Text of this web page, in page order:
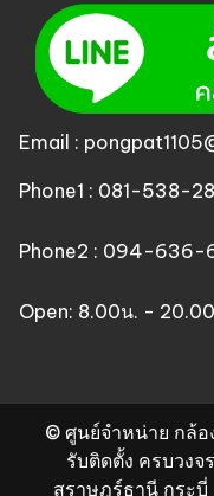
Email :
Phone1 : 081-538-
Phone2 : 094-636-
Open: 8.00น. -
© ศูนย์จำหน่าย กล้อ
รับติดตั้ง ครบวง
สุราษฎร์ธานี กระบี่